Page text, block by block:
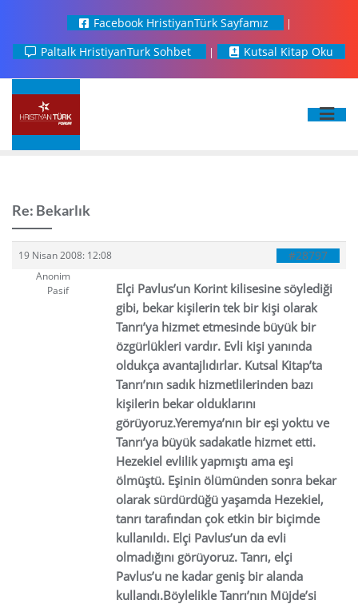
Facebook HristiyanTürk Sayfamız
Paltalk HristiyanTurk Sohbet
Kutsal Kitap Oku
Re: Bekarlık
19 Nisan 2008: 12:08 #28797
Anonim
Pasif
Elçi Pavlus’un Korint kilisesine söylediği
gibi, bekar kişilerin tek bir kişi olarak
Tanrı’ya hizmet etmesinde büyük bir
özgürlükleri vardır. Evli kişi yanında
oldukça avantajlıdırlar. Kutsal Kitap’ta
Tanrı’nın sadık hizmetlilerinden bazı
kişilerin bekar olduklarını
görüyoruz.Yeremya’nın bir eşi yoktu ve
Tanrı’ya büyük sadakatle hizmet etti.
Hezekiel evlilik yapmıştı ama eşi
ölmüştü. Eşinin ölümünden sonra bekar
olarak sürdürdüğü yaşamda Hezekiel,
tanrı tarafından çok etkin bir biçimde
kullanıldı. Elçi Pavlus’un da evli
olmadığını görüyoruz. Tanrı, elçi
Pavlus’u ne kadar geniş bir alanda
kullandı.Böylelikle Tanrı’nın Müjde’si